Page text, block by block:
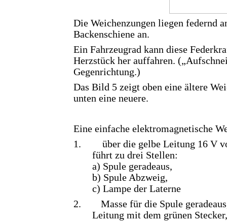
Die Weichenzungen liegen federnd
Backenschiene an.
Ein Fahrzeugrad kann diese
Herzstück her auffahren.
Gegenrichtung.)
Das Bild 5 zeigt oben eine ältere
unten eine neuere.
Eine einfache elektromagnetische
1.
über die gelbe Leitung 16 V
führt zu drei Stellen:
a) Spule geradeaus,
b) Spule Abzweig,
c) Lampe der Laterne
2.
Masse für die Spule
Leitung mit dem grünen